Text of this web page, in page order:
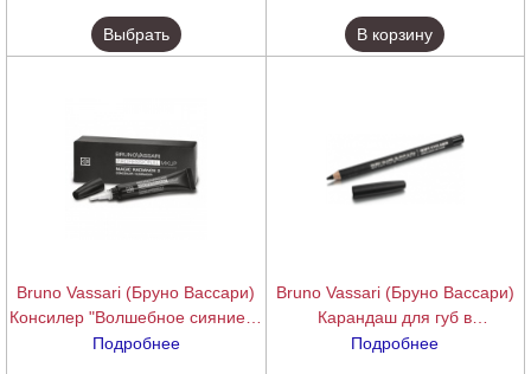
Выбрать В корзину
Bruno Vassari (Бруно Вассари)
Консилер "Волшебное сияние" (
Magic Radiance 2), 10 мл.
Подробнее
Bruno Vassari (Бруно Вассари)
Карандаш для губ в
ассортименте (Lip Pencil)
Подробнее